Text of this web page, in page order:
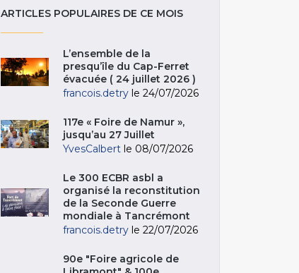
ARTICLES POPULAIRES DE CE MOIS
L’ensemble de la
presqu’île du Cap-Ferret
évacuée ( 24 juillet 2026 )
francois.detry le 24/07/2026
117e « Foire de Namur »,
jusqu’au 27 Juillet
YvesCalbert le 08/07/2026
Le 300 ECBR asbl a
organisé la reconstitution
de la Seconde Guerre
mondiale à Tancrémont
francois.detry le 22/07/2026
90e "Foire agricole de